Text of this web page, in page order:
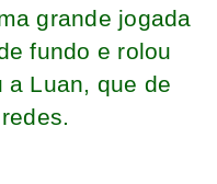
grande jogada
fundo e rolou
a Luan, que de